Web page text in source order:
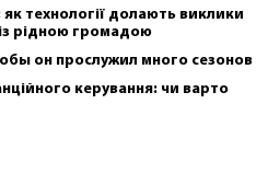
як технології долають виклики
рідною громадою
он прослужил много сезонов
керування: чи варто